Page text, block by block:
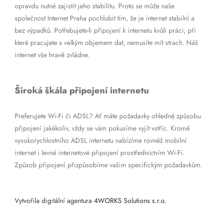
opravdu nutné zajistit jeho stabilitu. Proto se může naše
společnost Internet Praha pochlubit tím, že je internet stabilní a
bez výpadků. Potřebujete-li připojení k internetu kvůli práci, při
které pracujete s velkým objemem dat, nemusíte mít strach. Náš
internet vše hravě zvládne.
Široká škála připojení internetu
Preferujete Wi-Fi či ADSL? Ať máte požadavky ohledně způsobu
připojení jakékoliv, vždy se vám pokusíme vyjít vstříc. Kromě
vysokorychlostního ADSL internetu nabízíme rovněž mobilní
internet i levné internetové připojení prostřednictvím Wi-Fi.
Způsob připojení přizpůsobíme vašim specifickým požadavkům.
Vytvořila digitální agentura 4WORKS Solutions s.r.o.